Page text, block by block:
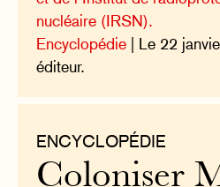
nucléaire (IRSN).
Encyclopédie | Le 22
éditeur.
ENCYCLOPÉDIE
Coloniser